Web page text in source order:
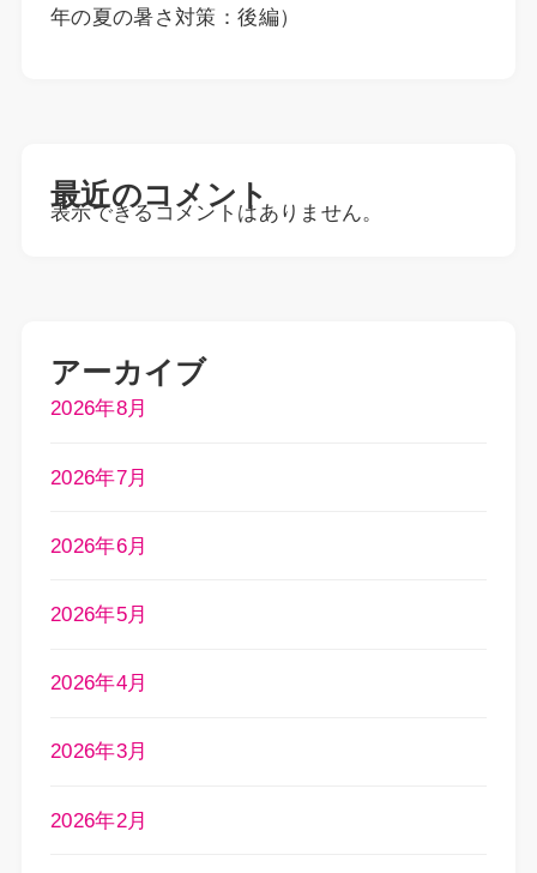
年の夏の暑さ対策：後編）
最近のコメント
表示できるコメントはありません。
アーカイブ
2026年8月
2026年7月
2026年6月
2026年5月
2026年4月
2026年3月
2026年2月